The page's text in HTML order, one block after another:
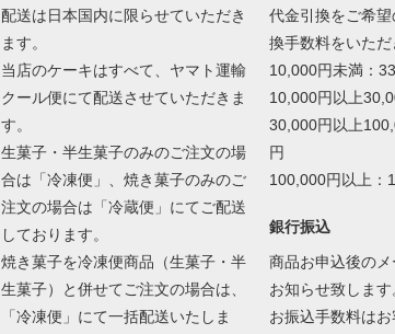
配送は日本国内に限らせていただき
ます。
当店のケーキはすべて、ヤマト運輸
クール便にて配送させていただきま
す。
生菓子・半生菓子のみのご注文の場
合は「冷凍便」、焼き菓子のみのご
注文の場合は「冷蔵便」にてご配送
しております。
焼き菓子を冷凍便商品（生菓子・半
生菓子）と併せてご注文の場合は、
「冷凍便」にて一括配送いたしま
代金引換をご希望
換手数料をいただ
10,000円未満：
10,000円以上
30,000円以上
円
100,000円以上：
銀行振込
商品お申込後の
お知らせ致します
お振込手数料は